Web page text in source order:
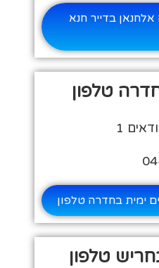
בדייר חנא
טלפון
1
ימית בחדרה טלפון
טלפון